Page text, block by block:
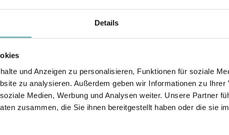
Details
und Anzeigen zu personalisieren, Funktionen für soziale
zu analysieren. Außerdem geben wir Informationen zu Ihrer
Medien, Werbung und Analysen weiter. Unsere Partner
zusammen, die Sie ihnen bereitgestellt haben oder die sie